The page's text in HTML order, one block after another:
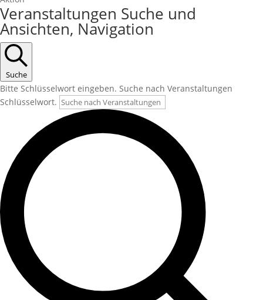
Veranstaltungen
Veranstaltungen Suche und
Ansichten, Navigation
Suche
Bitte Schlüsselwort eingeben. Suche nach Veranstaltungen
Schlüsselwort.